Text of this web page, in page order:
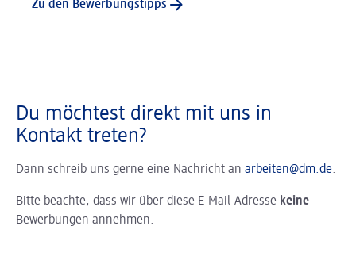
Zu den Bewerbungstipps
Du möchtest direkt mit uns in
Kontakt treten?
Dann schreib uns gerne eine Nachricht an arbeiten@dm.de.
Bitte beachte, dass wir über diese E-Mail-Adresse keine
Bewerbungen annehmen.